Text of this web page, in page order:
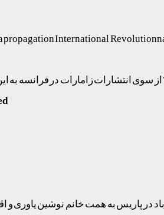
propagation International
سندباد در پاریس به همت خانم نوشین